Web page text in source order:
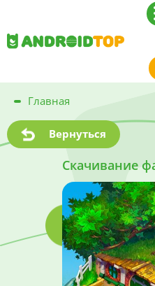
Главная
Вернуться
Скачивание